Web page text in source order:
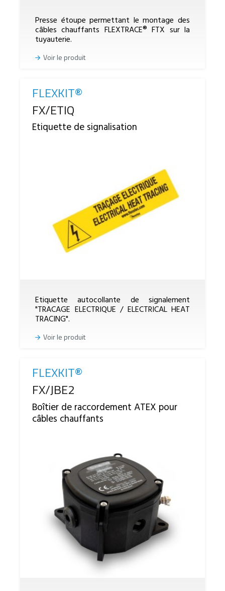
Presse étoupe permettant le montage des
câbles chauffants FLEXTRACE® FTX sur la
tuyauterie.
Voir le produit
FLEXKIT®
Reference
FX/ETIQ
Etiquette de signalisation
Etiquette autocollante de signalement
"TRACAGE ELECTRIQUE / ELECTRICAL HEAT
TRACING".
Voir le produit
FLEXKIT®
Reference
FX/JBE2
Boîtier de raccordement ATEX pour
câbles chauffants